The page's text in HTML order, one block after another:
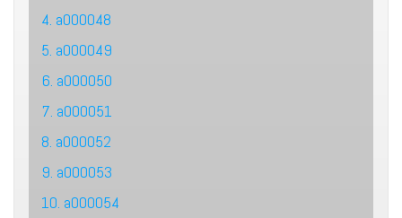
4. a000048
5. a000049
6. a000050
7. a000051
8. a000052
9. a000053
10. a000054